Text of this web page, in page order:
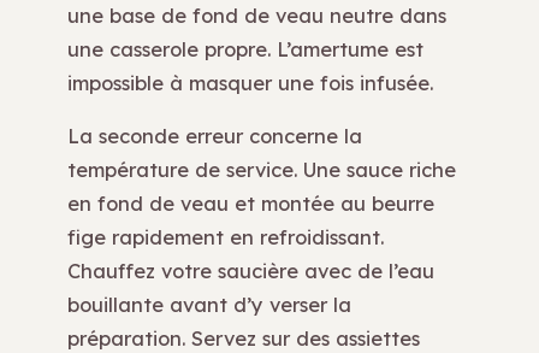
une base de fond de veau neutre dans
une casserole propre. L’amertume est
impossible à masquer une fois infusée.
La seconde erreur concerne la
température de service. Une sauce riche
en fond de veau et montée au beurre
fige rapidement en refroidissant.
Chauffez votre saucière avec de l’eau
bouillante avant d’y verser la
préparation. Servez sur des assiettes